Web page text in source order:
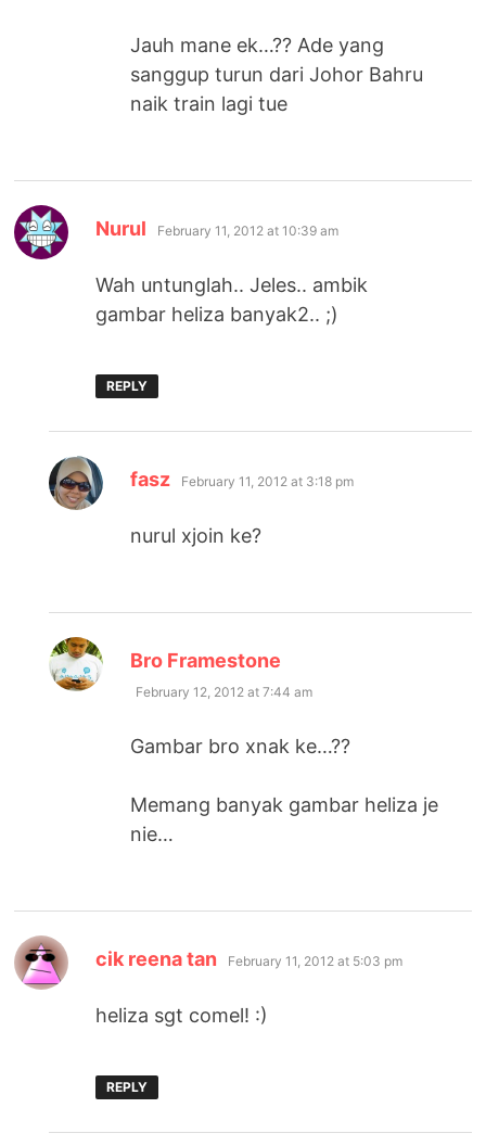
Jauh mane ek…?? Ade yang
sanggup turun dari Johor Bahru
naik train lagi tue
Nurul says:
February 11, 2012 at 10:39 am
Wah untunglah.. Jeles.. ambik
gambar heliza banyak2.. ;)
REPLY
fasz says:
February 11, 2012 at 3:18 pm
nurul xjoin ke?
Bro Framestone
February 12, 2012 at 7:44 am
Gambar bro xnak ke…??
Memang banyak gambar heliza je
nie…
cik reena tan says:
February 11, 2012 at 5:03 pm
heliza sgt comel! :)
REPLY